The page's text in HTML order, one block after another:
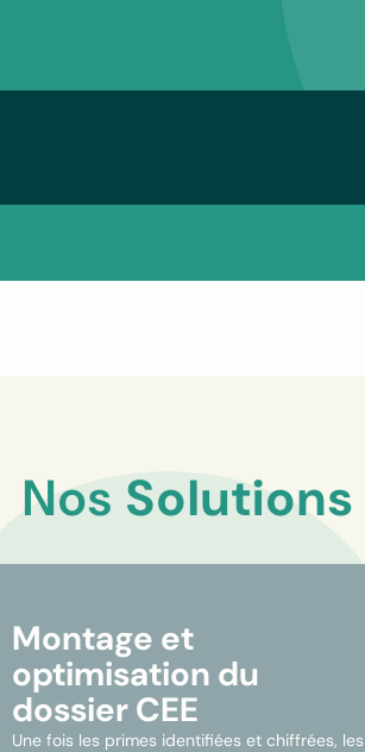
Nos Solutions
Montage et
optimisation du
dossier CEE
Une fois les primes identifiées et chiffrées, les